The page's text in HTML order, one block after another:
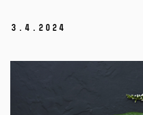
3. 4. 2024